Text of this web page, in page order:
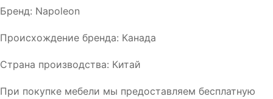
Бренд: Napoleon
Происхождение бренда: Канада
Страна производства: Китай
При покупке мебели мы предоставляем бесплатную